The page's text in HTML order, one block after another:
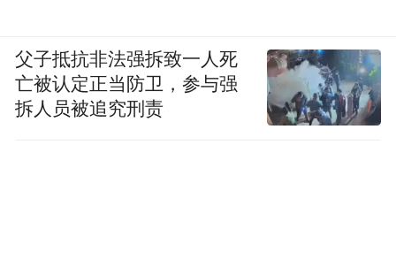
父子抵抗非法强拆致一人死
亡被认定正当防卫，参与强
拆人员被追究刑责